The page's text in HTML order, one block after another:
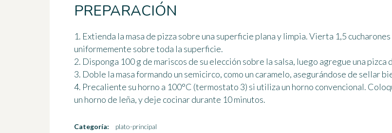
PREPARACIÓN
1. Extienda la masa de pizza sobre una superficie plana y limpia. Vierta 1,5
uniformemente sobre toda la superficie.
2. Disponga 100 g de mariscos de su elección sobre la salsa, luego agregue una
3. Doble la masa formando un semicirco, como un caramelo, asegurándose de sellar
4. Precaliente su horno a 100°C (termostato 3) si utiliza un horno convencional.
un horno de leña, y deje cocinar durante 10 minutos.
Categoría: plato-principal